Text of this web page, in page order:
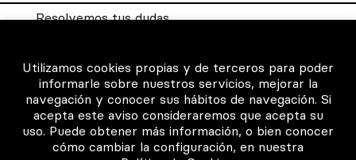
Resolvemos tus dudas
Para los profesionales
Consigue tu certificado
Utilizamos cookies propias y de terceros para poder
informarle sobre nuestros servicios, mejorar la
navegación y conocer sus hábitos de navegación. Si
acepta este aviso consideraremos que acepta su
uso. Puede obtener más información, o bien conocer
cómo cambiar la configuración, en nuestra